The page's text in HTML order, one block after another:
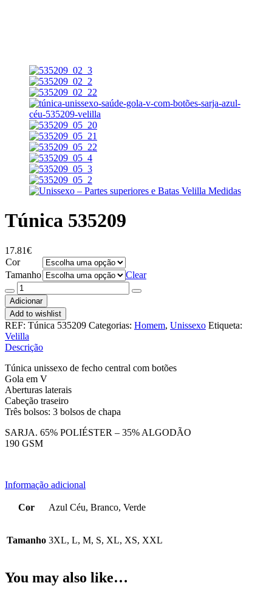
Túnica 535209
17.81€
Cor
Tamanho
Clear
Quantidade
de
Túnica
535209
Adicionar
Add to wishlist
REF: Túnica 535209 Categorias: Homem, Unissexo Etiqueta:
Velilla
Descrição
Túnica unissexo de fecho central com botões
Gola em V
Aberturas laterais
Cabeção traseiro
Três bolsos: 3 bolsos de chapa
SARJA. 65% POLIÉSTER – 35% ALGODÃO
190 GSM
Informação adicional
Cor Azul Céu, Branco, Verde
Tamanho 3XL, L, M, S, XL, XS, XXL
You may also like…